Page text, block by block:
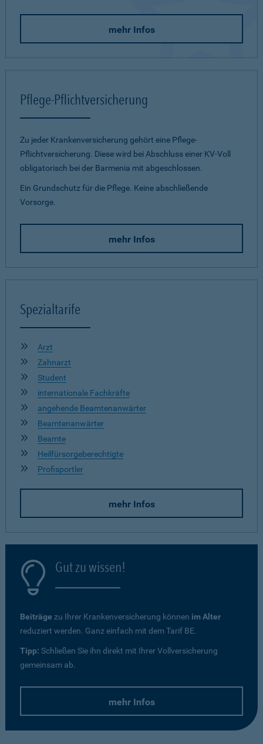
mehr Infos
Pflege-Pflichtversicherung
Zu jeder Krankenversicherung gehört eine Pflege-
Pflichtversicherung. Diese wird bei Abschluss einer KV-Voll
obligatorisch bei der Barmenia mit abgeschlossen.
Ein Grundschutz für die Pflege. Keine abschließende
Vorsorge.
mehr Infos
Spezialtarife
Arzt
Zahnarzt
Student
internationale Fachkräfte
angehende Beamtenanwärter
Beamtenanwärter
Beamte
Heilfürsorgeberechtigte
Profisportler
mehr Infos
Gut zu wissen!
Beiträge zu Ihrer Krankenversicherung können im Alter
reduziert werden. Ganz einfach mit dem Tarif BE.
Tipp: Schließen Sie ihn direkt mit Ihrer Vollversicherung
gemeinsam ab.
mehr Infos